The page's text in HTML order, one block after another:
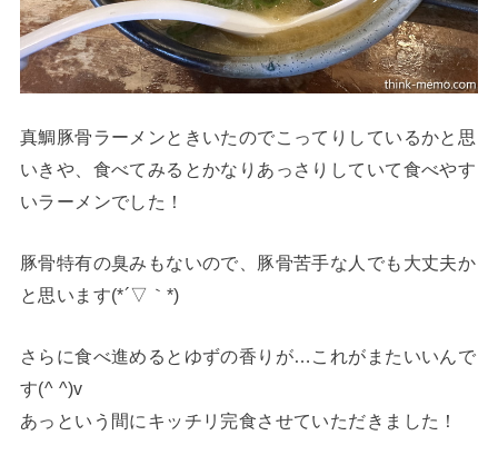
真鯛豚骨ラーメンときいたのでこってりしているかと思
いきや、食べてみるとかなりあっさりしていて食べやす
いラーメンでした！
豚骨特有の臭みもないので、豚骨苦手な人でも大丈夫か
と思います(*´▽｀*)
さらに食べ進めるとゆずの香りが…これがまたいいんで
す(^ ^)v
あっという間にキッチリ完食させていただきました！